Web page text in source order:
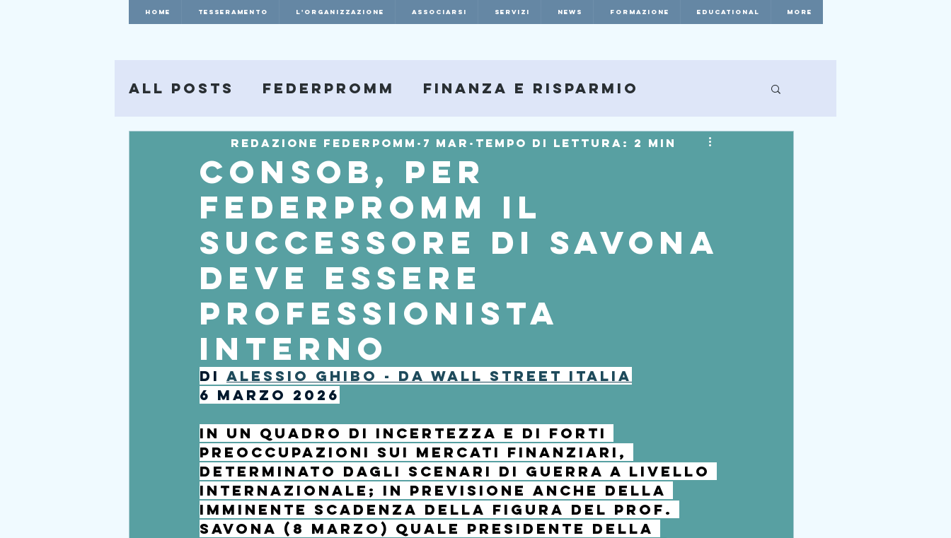
HOME Tesseramento L'ORGANIZZAZIONE ASSOCIARSI SERVIZI NEWS FORMAZIONE EDUCATIONAL More
All Posts Federpromm Finanza e Risparmio
Consob, per
Federpromm il
successore di Savona
deve essere
professionista
interno
Redazione Federpomm 7 mar Tempo di lettura: 2 min
di Alessio Ghibo - da wall street italia
6 Marzo 2026
In un quadro di incertezza e di forti
preoccupazioni sui mercati finanziari,
determinato dagli scenari di guerra a livello
internazionale; in previsione anche della
imminente scadenza della figura del prof.
Savona ( 8 marzo ) quale presidente della